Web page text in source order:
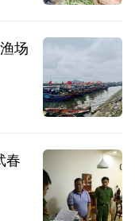
场
春